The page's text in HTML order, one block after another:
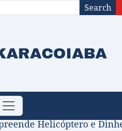
Search
Toggle
navigation
falecimento: 31/07/2026
Projeto de Jilmar Tatto
Helicóptero e